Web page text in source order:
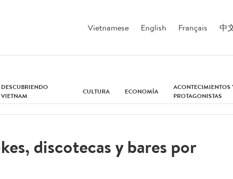
Vietnamese English Français 中
DESCUBRIENDO
VIETNAM
CULTURA ECONOMÍA
ACONTECIMIENTOS
PROTAGONISTAS
discotecas y bares por